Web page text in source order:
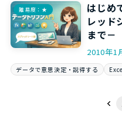
難易度：★
はじめ
レッド
まで－
2010年1
データで意思決定・説得する